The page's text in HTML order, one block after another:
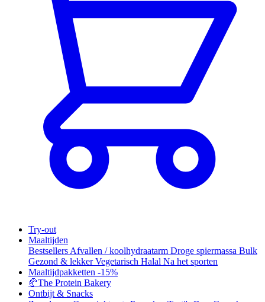
Try-out
Maaltijden
Bestsellers Afvallen / koolhydraatarm Droge spiermassa Bulk
Gezond & lekkerVegetarisch Halal Na het sporten
Maaltijdpakketten -15%
🥐The Protein Bakery
Ontbijt & Snacks